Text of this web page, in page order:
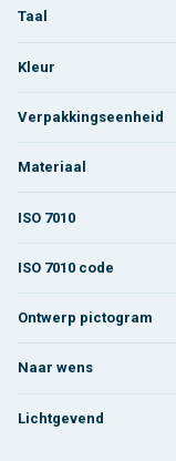
Taal
Kleur
Verpakkingseenheid
Materiaal
ISO 7010
ISO 7010 code
Ontwerp pictogram
Naar wens
Lichtgevend